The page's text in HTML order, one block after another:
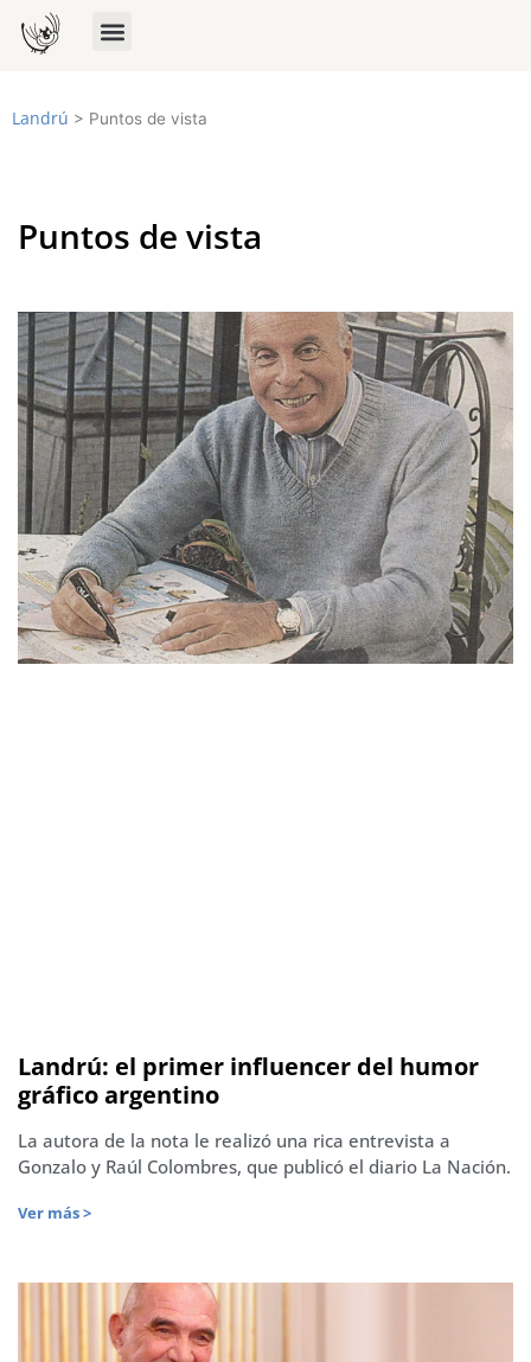
Landrú > Puntos de vista
Puntos de vista
Landrú: el primer influencer del humor
gráfico argentino
La autora de la nota le realizó una rica entrevista a
Gonzalo y Raúl Colombres, que publicó el diario La Nación.
Ver más >